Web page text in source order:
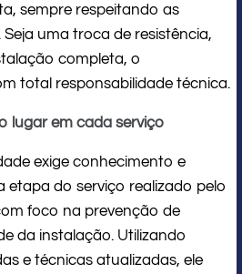
sempre respeitando as
uma troca de resistência,
completa, o
total responsabilidade técnica.
lugar em cada serviço
exige conhecimento e
etapa do serviço realizado pelo
foco na prevenção de
da instalação. Utilizando
e técnicas atualizadas, ele